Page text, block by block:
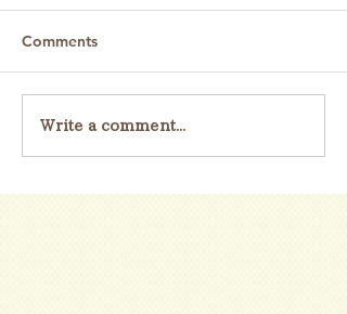
Comments
Write a comment...